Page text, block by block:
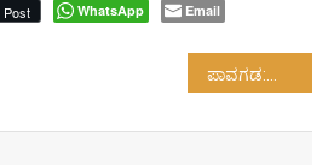
Post WhatsApp Email